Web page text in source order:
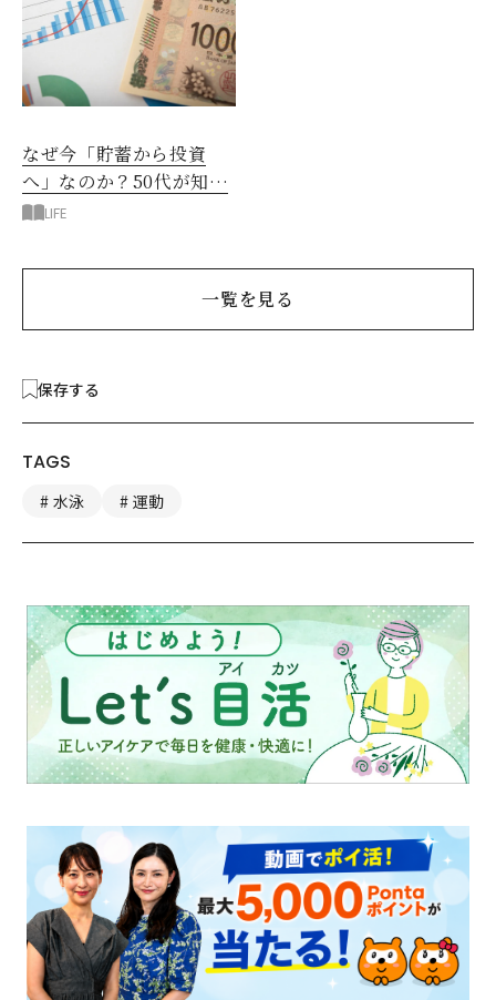
なぜ今「貯蓄から投資
へ」なのか？50代が知る
べきお金の新常識
LIFE
一覧を見る
保存する
TAGS
水泳 運動